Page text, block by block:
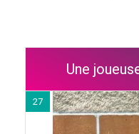
Une
27